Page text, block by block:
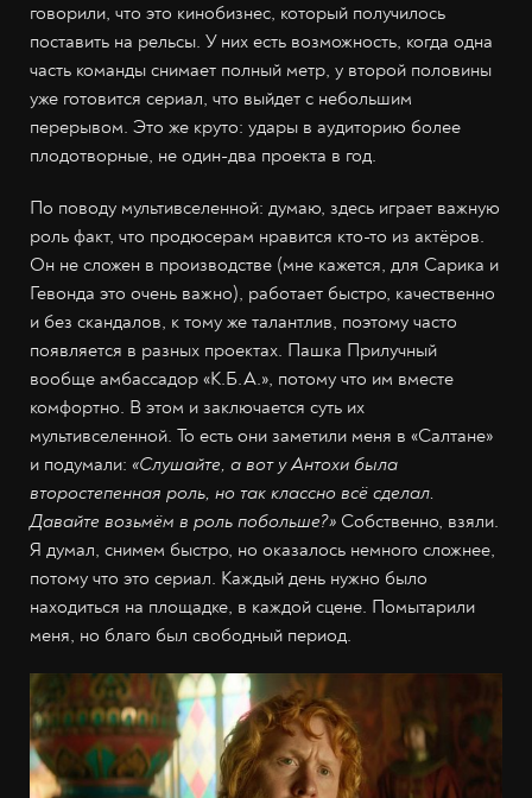
говорили, что это кинобизнес, который получилось
поставить на рельсы. У них есть возможность, когда одна
часть команды снимает полный метр, у второй половины
уже готовится сериал, что выйдет с небольшим
перерывом. Это же круто: удары в аудиторию более
плодотворные, не один-два проекта в год.
По поводу мультивселенной: думаю, здесь играет важную
роль факт, что продюсерам нравится кто-то из актёров.
Он не сложен в производстве (мне кажется, для Сарика и
Гевонда это очень важно), работает быстро, качественно
и без скандалов, к тому же талантлив, поэтому часто
появляется в разных проектах. Пашка Прилучный
вообще амбассадор «К.Б.А.», потому что им вместе
комфортно. В этом и заключается суть их
мультивселенной. То есть они заметили меня в «Салтане»
и подумали: «Слушайте, а вот у Антохи была
второстепенная роль, но так классно всё сделал.
Давайте возьмём в роль побольше?» Собственно, взяли.
Я думал, снимем быстро, но оказалось немного сложнее,
потому что это сериал. Каждый день нужно было
находиться на площадке, в каждой сцене. Помытарили
меня, но благо был свободный период.